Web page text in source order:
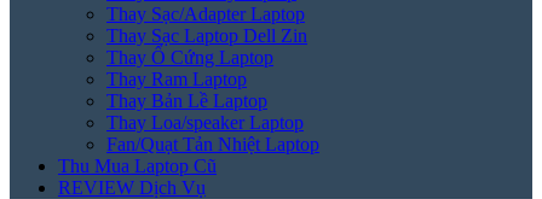
Thay Sạc/Adapter Laptop
Thay Sạc Laptop Dell Zin
Thay Ổ Cứng Laptop
Thay Ram Laptop
Thay Bản Lề Laptop
Thay Loa/speaker Laptop
Fan/Quạt Tản Nhiệt Laptop
Thu Mua Laptop Cũ
REVIEW Dịch Vụ